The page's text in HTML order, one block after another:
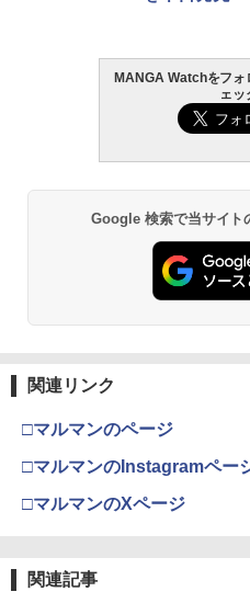
MANGA Watchをフ
ェッ
Google 検索で当サイト
関連リンク
□マルマンのページ
□マルマンのInstagramペー
□マルマンのXページ
関連記事